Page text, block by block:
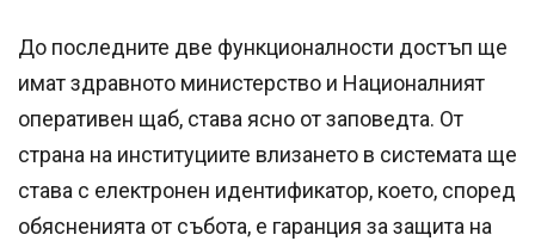
До последните две функционалности достъп ще
имат здравното министерство и Националният
оперативен щаб, става ясно от заповедта. От
страна на институциите влизането в системата ще
става с електронен идентификатор, което, според
обясненията от събота, е гаранция за защита на